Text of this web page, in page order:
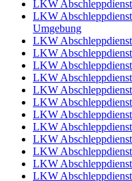
LKW
LKW
Umgebung
LKW
LKW
LKW
LKW
LKW
LKW
LKW
LKW
LKW
LKW
LKW
LKW